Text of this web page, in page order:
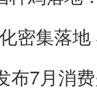
布7月消